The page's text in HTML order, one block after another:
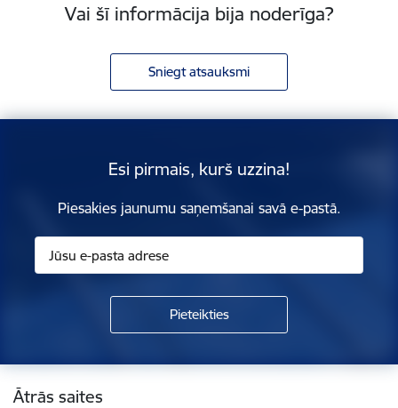
Vai šī informācija bija noderīga?
Sniegt atsauksmi
Esi pirmais, kurš uzzina!
Piesakies jaunumu saņemšanai savā e-pastā.
Kājene
Ātrās saites